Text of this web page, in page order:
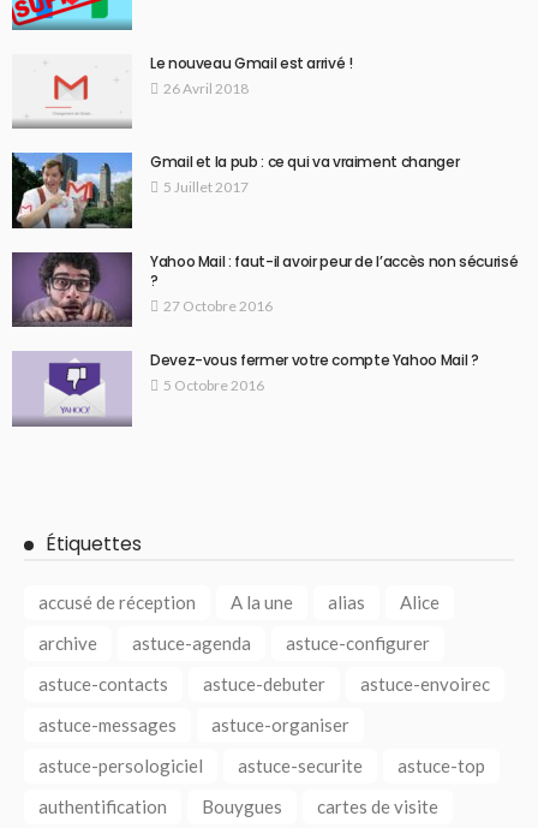
Le nouveau Gmail est arrivé !
26 Avril 2018
Gmail et la pub : ce qui va vraiment changer
5 Juillet 2017
Yahoo Mail : faut-il avoir peur de l’accès non sécurisé
?
27 Octobre 2016
Devez-vous fermer votre compte Yahoo Mail ?
5 Octobre 2016
Étiquettes
accusé de réception A la une alias
Alice
archive
astuce-agenda
astuce-configurer
astuce-contacts
astuce-debuter
astuce-envoirec
astuce-messages
astuce-organiser
astuce-persologiciel
astuce-securite
astuce-top
authentification
Bouygues
cartes de visite